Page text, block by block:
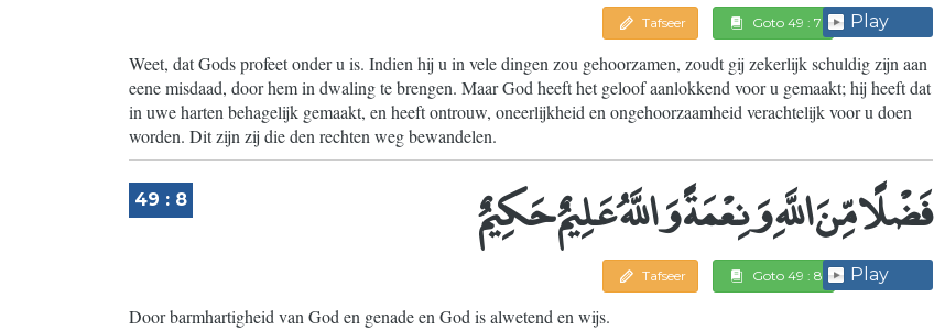
Tafseer Goto 49 : 7 Play
Weet, dat Gods profeet onder u is. Indien hij u in vele dingen zou gehoorzamen, zoudt gij zekerlijk schuldig zijn aan
eene misdaad, door hem in dwaling te brengen. Maar God heeft het geloof aanlokkend voor u gemaakt; hij heeft dat
in uwe harten behagelijk gemaakt, en heeft ontrouw, oneerlijkheid en ongehoorzaamheid verachtelijk voor u doen
worden. Dit zijn zij die den rechten weg bewandelen.
49 : 8 فَضْلًا مِّنَ اللَّهِ وَنِعْمَةً وَاللَّهُ عَلِيمٌ حَكِيمٌ
Tafseer Goto 49 : 8 Play
Door barmhartigheid van God en genade en God is alwetend en wijs.